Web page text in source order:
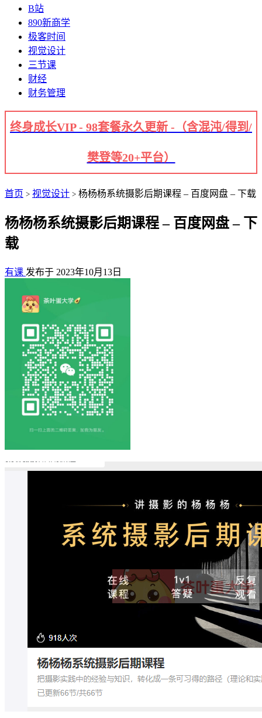
B站
890新商学
极客时间
视觉设计
三节课
财经
财务管理
终身成长VIP - 98套餐永久更新 -（含混沌/得到/
樊登等20+平台）
首页 > 视觉设计 > 杨杨杨系统摄影后期课程 – 百度网盘 – 下载
杨杨杨系统摄影后期课程 – 百度网盘 – 下
载
有课 发布于 2023年10月13日